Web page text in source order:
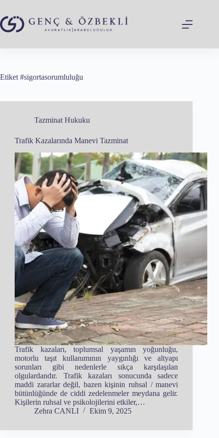
content
Etiket #sigortasorumluluğu
Tazminat Hukuku
Trafik Kazalarında Manevi Tazminat
Trafik kazaları, toplumsal yaşamın yoğunluğu,
motorlu taşıt kullanımının yaygınlığı ve altyapı
sorunları gibi nedenlerle sıkça karşılaşılan
olgulardandır. Trafik kazaları sonucunda sadece
maddi zararlar değil, bazen kişinin ruhsal / manevi
bütünlüğünde de ciddi zedelenmeler meydana gelir.
Kişilerin ruhsal ve psikolojilerini etkiler,…
Zehra CANLI
Ekim 9, 2025